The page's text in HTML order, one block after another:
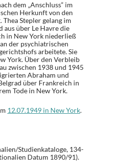
dem „Anschluss“ im
Herkunft von den
Stepler gelang im
aus über Le Havre die
in New York niederließ
der psychiatrischen
arbeitete. Sie
York. Über den Verbleib
zwischen 1938 und 1945
Abraham und
über Frankreich in
Tode in New York.
12.07.1949 in New York.
Studienkataloge, 134-
Datum 1890/91).